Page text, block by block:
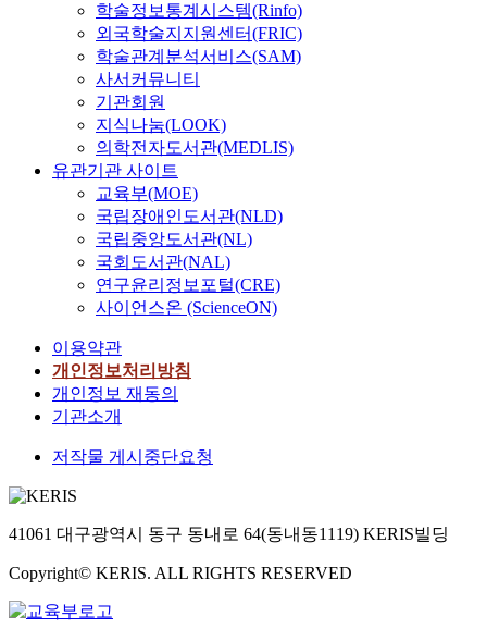
학술정보통계시스템(Rinfo)
외국학술지지원센터(FRIC)
학술관계분석서비스(SAM)
사서커뮤니티
기관회원
지식나눔(LOOK)
의학전자도서관(MEDLIS)
유관기관 사이트
교육부(MOE)
국립장애인도서관(NLD)
국립중앙도서관(NL)
국회도서관(NAL)
연구윤리정보포털(CRE)
사이언스온 (ScienceON)
이용약관
개인정보처리방침
개인정보 재동의
기관소개
저작물 게시중단요청
41061 대구광역시 동구 동내로 64(동내동1119) KERIS빌딩
Copyright© KERIS. ALL RIGHTS RESERVED